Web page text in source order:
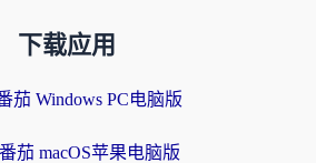
下载应用
茄 Windows PC电脑版
番茄 macOS苹果电脑版